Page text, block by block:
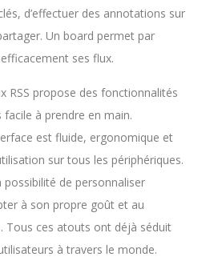
d’effectuer des annotations sur
Un board permet par
ses flux.
RSS propose des fonctionnalités
à prendre en main.
est fluide, ergonomique et
sur tous les périphériques.
de personnaliser
à son propre goût et au
Tous ces atouts ont déjà séduit
à travers le monde.